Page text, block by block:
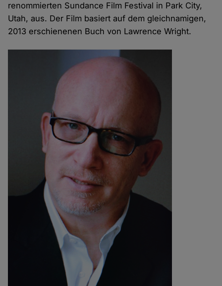
renommierten Sundance Film Festival in Park City,
Utah, aus. Der Film basiert auf dem gleichnamigen,
2013 erschienenen Buch von Lawrence Wright.